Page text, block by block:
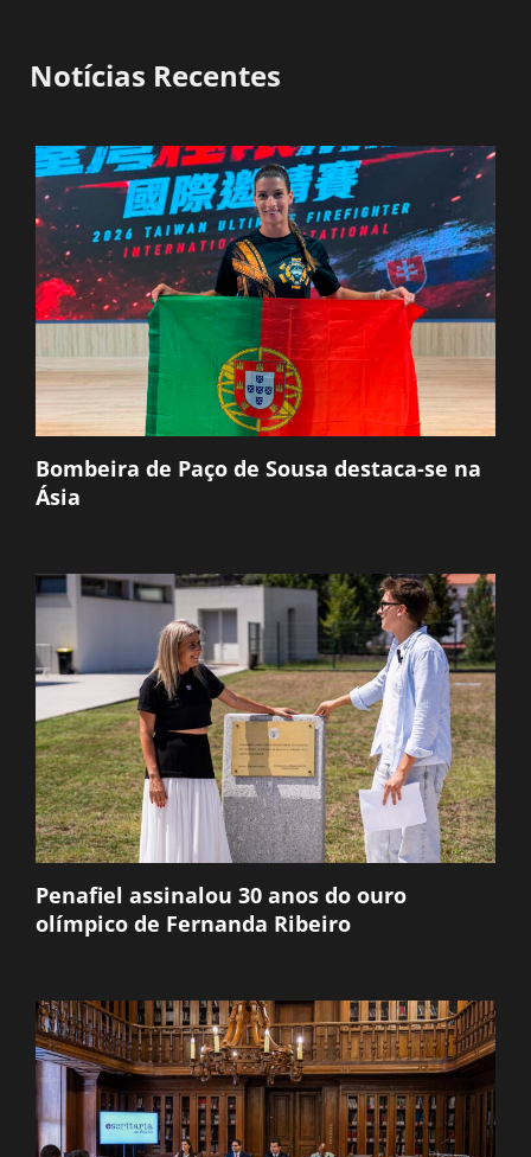
Notícias Recentes
Bombeira de Paço de Sousa destaca-se na
Ásia
Penafiel assinalou 30 anos do ouro
olímpico de Fernanda Ribeiro